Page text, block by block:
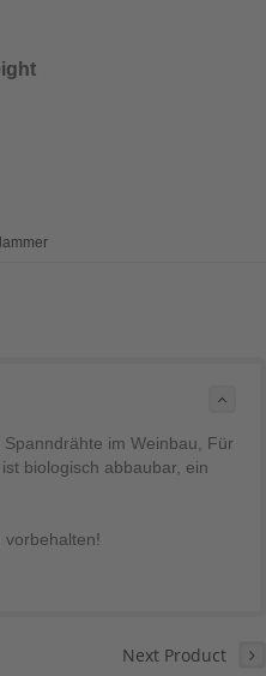
im Weinbau, Für
biologisch abbaubar, ein
vorbehalten!
Next Product